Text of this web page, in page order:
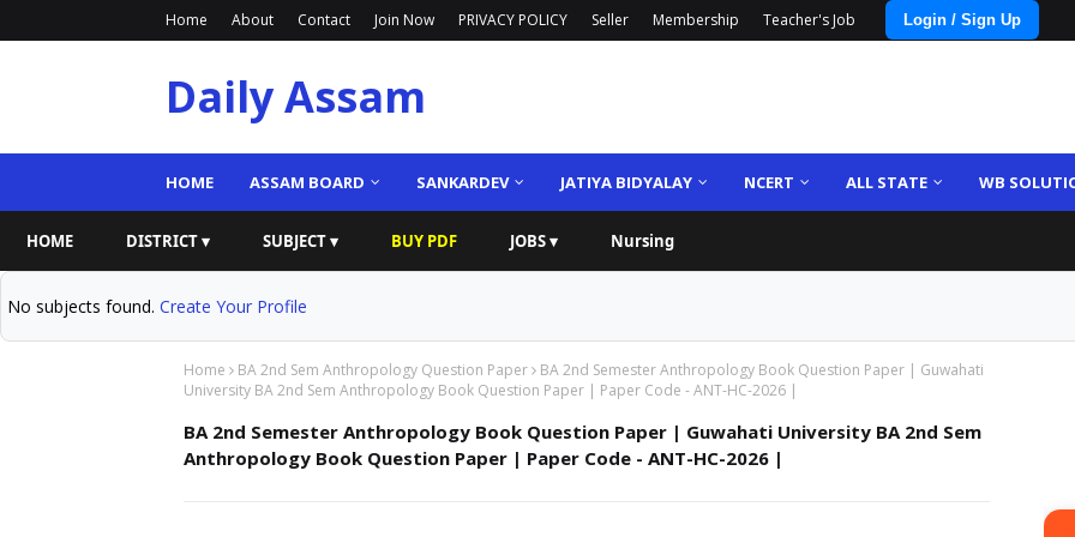
Home About Contact Join Now PRIVACY POLICY Seller Membership Teacher's Job Login / Sign Up
Daily Assam
HOME ASSAM BOARD SANKARDEV JATIYA BIDYALAY NCERT ALL STATE WB
HOME DISTRICT ▾ SUBJECT ▾ BUY PDF JOBS ▾ Nursing
No subjects found. Create Your Profile
Home BA 2nd Sem Anthropology Question Paper
BA 2nd Semester Anthropology Book Question Paper | Guwahati
University BA 2nd Sem Anthropology Book Question Paper | Paper Code - ANT-HC-2026 |
BA 2nd Semester Anthropology Book Question Paper | Guwahati University BA 2nd Sem
Anthropology Book Question Paper | Paper Code - ANT-HC-2026 |